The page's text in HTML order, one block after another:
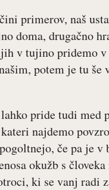
primerov, naš
doma, drugačno
v tujino pridemo
potem je tu še
pride tudi med
najdemo
če pa je
okužb s
ki se vanj radi